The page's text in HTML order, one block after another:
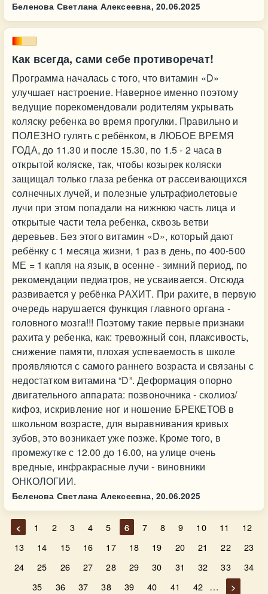
Беленова Светлана Алексеевна, 20.06.2025
Как всегда, сами себе противоречат!
Программа началась с того, что витамин «D»
улучшает настроение. Наверное именно поэтому
ведущие порекомендовали родителям укрывать
коляску ребенка во время прогулки. Правильно и
ПОЛЕЗНО гулять с ребёнком, в ЛЮБОЕ ВРЕМЯ
ГОДА, до 11.30 и после 15.30, по 1.5 - 2 часа в
открытой коляске, так, чтобы козырек коляски
защищал только глаза ребенка от рассеивающихся
солнечных лучей, и полезные ультрафиолетовые
лучи при этом попадали на нижнюю часть лица и
открытые части тела ребенка, сквозь ветви
деревьев. Без этого витамин «D», который дают
ребёнку с 1 месяца жизни, 1 раз в день, по 400-500
МЕ = 1 капля на язык, в осенне - зимний период, по
рекомендации педиатров, не усваивается. Отсюда
развивается у ребёнка РАХИТ. При рахите, в первую
очередь нарушается функция главного органа -
головного мозга!!! Поэтому такие первые признаки
рахита у ребенка, как: тревожный сон, плаксивость,
снижение памяти, плохая успеваемость в школе
проявляются с самого раннего возраста и связаны с
недостатком витамина “D”. Деформация опорно
двигательного аппарата: позвоночника - сколиоз/
кифоз, искривление ног и ношение БРЕКЕТОВ в
школьном возрасте, для выравнивания кривых
зубов, это возникает уже позже. Кроме того, в
промежутке с 12.00 до 16.00, на улице очень
вредные, инфракрасные лучи - виновники
ОНКОЛОГИИ.
Беленова Светлана Алексеевна, 20.06.2025
< 1 2 3 4 5 6 7 8 9 10 11
12
13
14 15 16 17 18 19 20 21 22
23
24
25 26 27 28 29 30 31 32 33
34
35
36 37 38 39 40 41 42 … >